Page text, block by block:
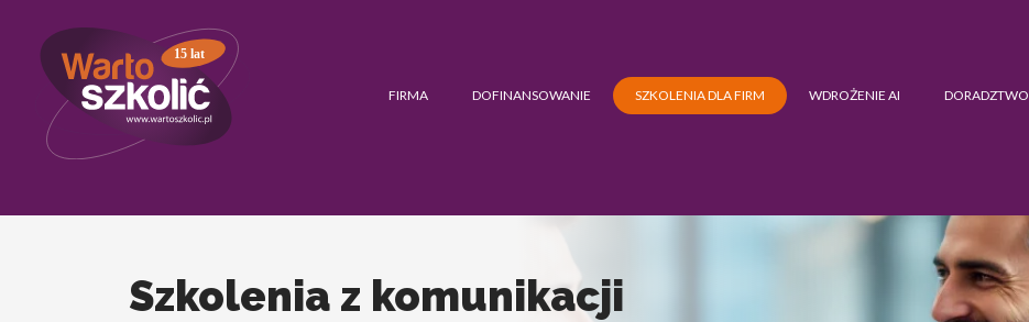
15 lat
FIRMA DOFINANSOWANIE SZKOLENIA DLA FIRM WDROŻENIE AI DORADZTWO
Szkolenia z komunikacji